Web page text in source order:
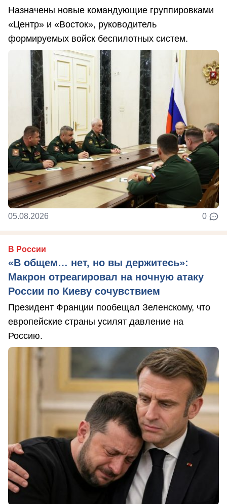
Назначены новые командующие группировками
«Центр» и «Восток», руководитель
формируемых войск беспилотных систем.
05.08.2026 0
В России
«В общем… нет, но вы держитесь»:
Макрон отреагировал на ночную атаку
России по Киеву сочувствием
Президент Франции пообещал Зеленскому, что
европейские страны усилят давление на
Россию.